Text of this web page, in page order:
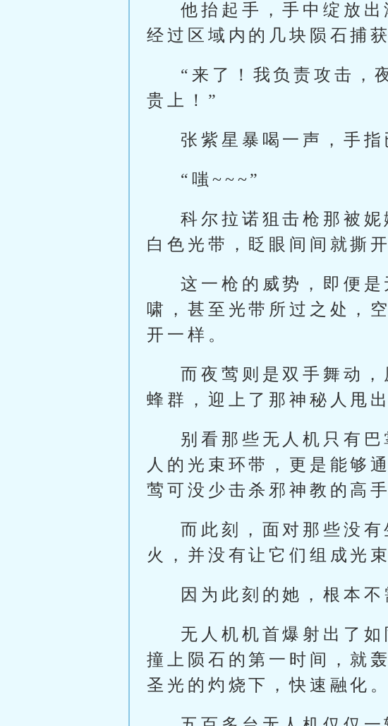
他抬起手，手中绽放
经过区域内的几块陨石捕
“来了！我负责攻击，
贵上！”
张紫星暴喝一声，手
“嗤~~~”
科尔拉诺狙击枪那被
白色光带，眨眼间间就撕
这一枪的威势，即便
啸，甚至光带所过之处，
开一样。
而夜莺则是双手舞动
蜂群，迎上了那神秘人甩
别看那些无人机只有
人的光束环带，更是能够
莺可没少击杀邪神教的高手
而此刻，面对那些没
火，并没有让它们组成光
因为此刻的她，根本不
无人机机首爆射出了
撞上陨石的第一时间，就
圣光的灼烧下，快速融化。